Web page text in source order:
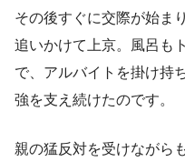
その後すぐに交際が始ま
追いかけて上京。風呂も
で、アルバイトを掛け持
強を支え続けたのです。
親の猛反対を受けながら